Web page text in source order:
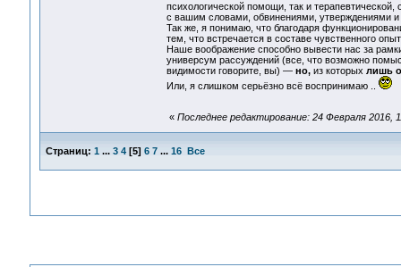
психологической помощи, так и
с вашим словами, обвинениями, утверждениями и
Так же, я понимаю, что благодаря
тем, что встречается в составе чувственного
Наше воображение способно вывести нас за
универсум рассуждений (все, что возможно
видимости говорите, вы) — но, из которых лишь
Или, я слишком серьёзно всё воспринимаю ..
« Последнее редактирование: 24 Февраля 2016,
Страниц: 1 ... 3 4[5] 6 7 ... 16 Все